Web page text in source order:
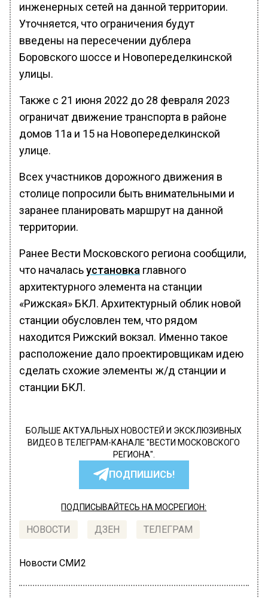
инженерных сетей на данной территории.
Уточняется, что ограничения будут
введены на пересечении дублера
Боровского шоссе и Новопеределкинской
улицы.
Также с 21 июня 2022 до 28 февраля 2023
ограничат движение транспорта в районе
домов 11а и 15 на Новопеределкинской
улице.
Всех участников дорожного движения в
столице попросили быть внимательными и
заранее планировать маршрут на данной
территории.
Ранее Вести Московского региона сообщили,
что началасьустановка главного
архитектурного элемента на станции
«Рижская» БКЛ. Архитектурный облик новой
станции обусловлен тем, что рядом
находится Рижский вокзал. Именно такое
расположение дало проектировщикам идею
сделать схожие элементы ж/д станции и
станции БКЛ.
БОЛЬШЕ АКТУАЛЬНЫХ НОВОСТЕЙ И ЭКСКЛЮЗИВНЫХ
ВИДЕО В ТЕЛЕГРАМ-КАНАЛЕ "ВЕСТИ МОСКОВСКОГО
РЕГИОНА".
ПОДПИШИСЬ!
ПОДПИСЫВАЙТЕСЬ НА МОСРЕГИОН:
НОВОСТИ ДЗЕН ТЕЛЕГРАМ
Новости СМИ2